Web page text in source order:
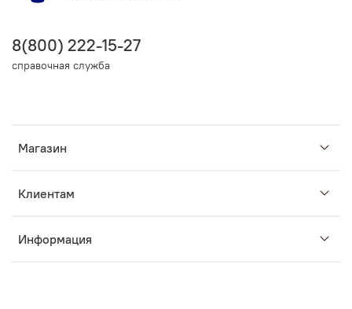
Магазин
Клиентам
Информация
8(800) 222-15-27
справочная служба